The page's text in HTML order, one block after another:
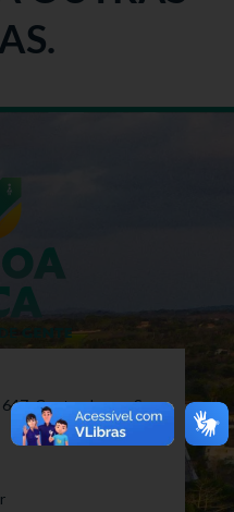
Centro, Lagoa Seca